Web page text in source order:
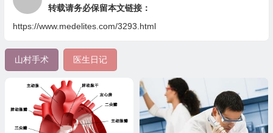
转载请务必保留本文链接：
https://www.medelites.com/3293.html
山村手术 医生日记